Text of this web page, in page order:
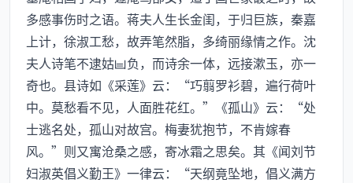
多感事伤时之语。蒋夫人生长金闺，于归巨族，秦嘉
上计，徐淑工愁，故弄笔然脂，多绮丽缘情之作。沈
夫人诗笔不逮姑负，而诗余一体，远接漱玉，亦一
奇也。县诗如《采莲》云：“巧翦罗衫碧，遍行荷叶
中。莫愁看不见，人面胜花红。”《孤山》云：“处
士逃名处，孤山对故宫。梅妻犹抱节，不肯嫁春
风。”则又寓沧桑之感，寄冰霜之思矣。其《闻刘节
妇淑英倡义勤王》一律云：“天纲竟坠地，倡义满方